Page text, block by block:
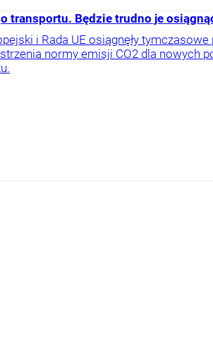
transportu. Będzie trudno je
i Rada UE osiągnęły
normy emisji CO2 dla nowych